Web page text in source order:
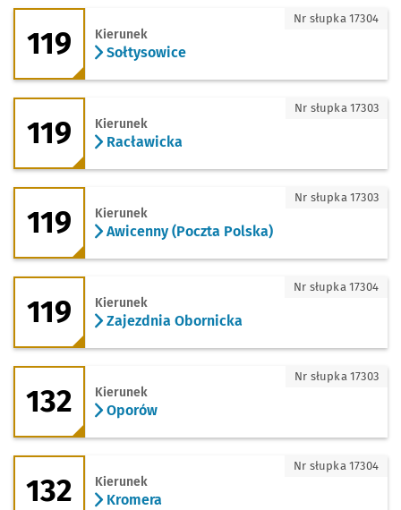
119 - kierunek Sołtysowice
119 Kierunek
Sołtysowice
Nr słupka 17304
119 - kierunek Racławicka
119 Kierunek
Racławicka
Nr słupka 17303
119 - kierunek Awicenny (Poczta
119 Kierunek
Awicenny (Poczta Polska)
Nr słupka 17303
119 - kierunek Zajezdnia Obornicka
119 Kierunek
Zajezdnia Obornicka
Nr słupka 17304
132 - kierunek Oporów
132 Kierunek
Oporów
Nr słupka 17303
132 - kierunek Kromera
132 Kierunek
Kromera
Nr słupka 17304